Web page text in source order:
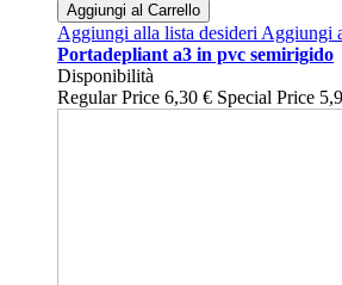
Aggiungi al Carrello
Aggiungi alla lista desideriAggiungi
Portadepliant a3 in pvc semirigido
Disponibilità
Regular Price 6,30 € Special Price